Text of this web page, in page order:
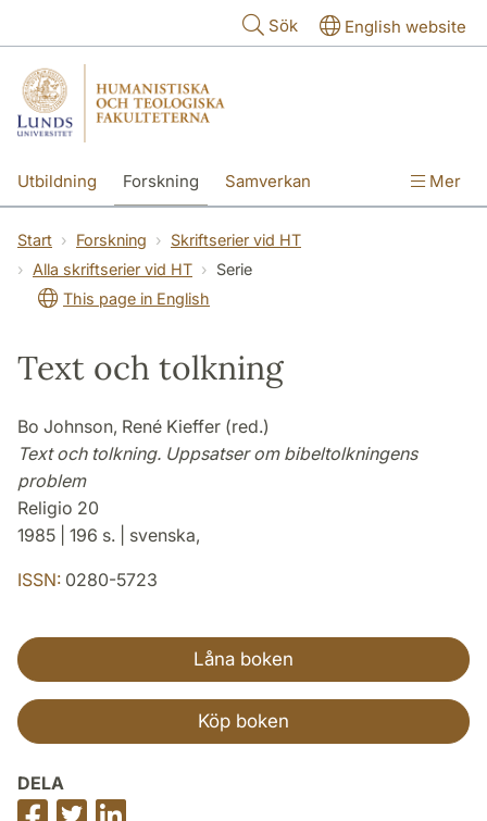
Sök English website
Utbildning Forskning Samverkan Mer
Start Forskning
Skriftserier vid HT
Alla skriftserier vid HT
Serie
This page in English
Text och tolkning
Bo Johnson, René Kieffer (red.)
Text och tolkning. Uppsatser om bibeltolkningens
problem
Religio 20
1985 | 196 s. | svenska,
ISSN: 0280-5723
Låna boken
Köp boken
DELA
Dela Dela